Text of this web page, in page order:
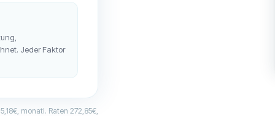
Jeder Faktor
monatl. Raten 272,85€,